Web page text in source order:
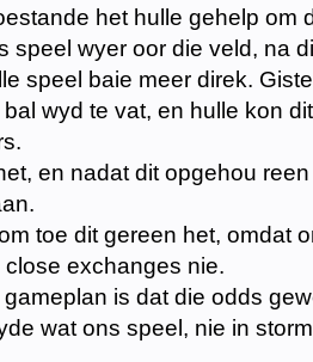
het hulle gehelp om
speel wyer oor die veld, na
speel baie meer direk.
wyd te vat, en hulle kon
en nadat dit opgehou
toe dit gereen het, omdat
exchanges nie.
is dat die odds
wat ons speel, nie in